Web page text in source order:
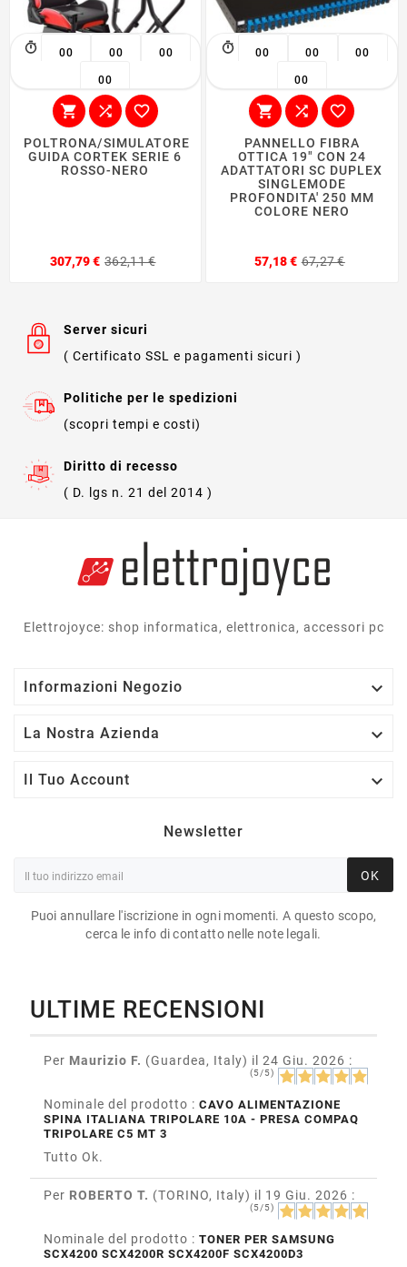
00 00 00
00
  
POLTRONA/SIMULATORE
GUIDA CORTEK SERIE 6
ROSSO-NERO
307,79 € 362,11 €
00 00 00
00
  
PANNELLO FIBRA
OTTICA 19" CON 24
ADATTATORI SC DUPLEX
SINGLEMODE
PROFONDITA' 250 MM
COLORE NERO
57,18 € 67,27 €
Server sicuri
( Certificato SSL e pagamenti sicuri )
Politiche per le spedizioni
(scopri tempi e costi)
Diritto di recesso
( D. lgs n. 21 del 2014 )
Elettrojoyce: shop informatica, elettronica, accessori pc
Informazioni Negozio 
La Nostra Azienda 
Il Tuo Account 
Newsletter
OK
Puoi annullare l'iscrizione in ogni momenti. A questo scopo,
cerca le info di contatto nelle note legali.
ULTIME RECENSIONI
Per Maurizio F. (Guardea, Italy) il 24 Giu. 2026 :
(5/5)
Nominale del prodotto : CAVO ALIMENTAZIONE
SPINA ITALIANA TRIPOLARE 10A - PRESA COMPAQ
TRIPOLARE C5 MT 3
Tutto Ok.
Per ROBERTO T. (TORINO, Italy) il 19 Giu. 2026 :
(5/5)
Nominale del prodotto : TONER PER SAMSUNG
SCX4200 SCX4200R SCX4200F SCX4200D3